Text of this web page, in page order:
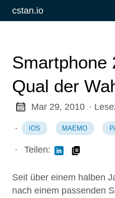
cstan.io
Smartphone
Qual der
Mar 29, 2010 ·
· IOS MAEMO
· Teilen:
Seit über einem halben
nach einem passenden